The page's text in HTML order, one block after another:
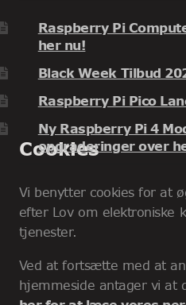
Raspberry Pi
her nu!
Black Week Tilbud
Raspberry Pi Pico
Ny Raspberry Pi 4
opgraderinger over
Cookies
Vi benytter cookies for at
efter Lov om elektroniske
tjenester.
Ved at fortsætte med at
hjemmeside antager vi at